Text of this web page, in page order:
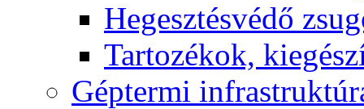
Hegesztésvédő
Tartozékok,
Géptermi